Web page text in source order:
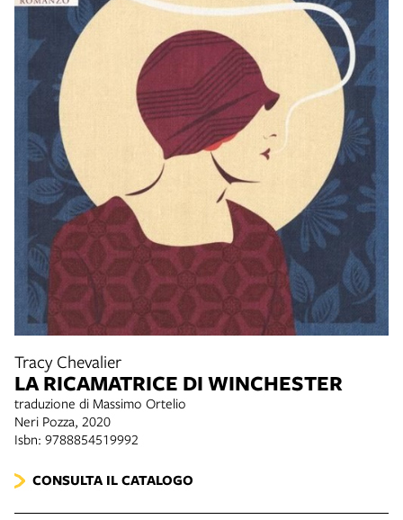
Tracy Chevalier
LA RICAMATRICE DI WINCHESTER
traduzione di Massimo Ortelio
Neri Pozza, 2020
Isbn: 9788854519992
CONSULTA IL CATALOGO